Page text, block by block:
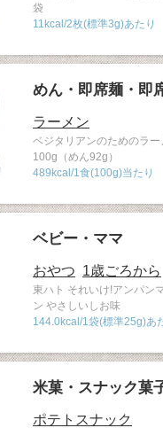
袋
11kcal/2枚(標準3g)あたり
めん・即席麺・即
ラーメン
ベジタリアンのためのラー
100g（めん92g）
489kcal/1食(100g)当たり
ベビー・ママ
おやつ 1歳ごろから
東ハト それいけ!アンパン
ン やさしいしお味
144.0kcal/1袋(標準25g)あ
米菓・スナック菓
ポテトスナック